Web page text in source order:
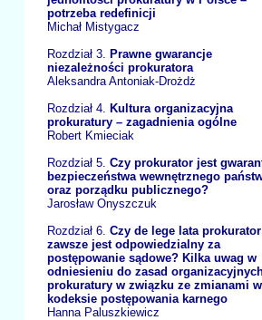
potrzeba redefinicji
Michał Mistygacz
Rozdział 3.
Prawne gwarancje
niezależności prokuratora
Aleksandra Antoniak-Drożdż
Rozdział 4.
Kultura organizacyjna
prokuratury – zagadnienia ogólne
Robert Kmieciak
Rozdział 5. Czy prokurator jest
bezpieczeństwa wewnętrznego
oraz porządku publicznego?
Jarosław Onyszczuk
Rozdział 6. Czy de lege lata prokurator
zawsze jest odpowiedzialny za
postępowanie sądowe? Kilka uwag w
odniesieniu do zasad
prokuratury w związku ze zmianami w
kodeksie postępowania karnego
Hanna Paluszkiewicz